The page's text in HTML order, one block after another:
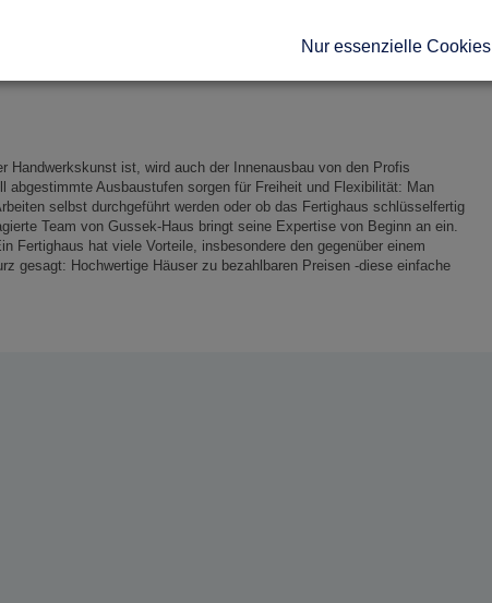
Preis- Leistungsverhältnis, sondern punkten durch gehobene
begleitet und Schritt für Schritt bei der Realisierung ihres neuen
Handwerkskunst ist, wird auch der Innenausbau von den Profis
abgestimmte Ausbaustufen sorgen für Freiheit und Flexibilität: Man
selbst durchgeführt werden oder ob das Fertighaus schlüsselfertig
Team von Gussek-Haus bringt seine Expertise von Beginn an ein.
Fertighaus hat viele Vorteile, insbesondere den gegenüber einem
gesagt: Hochwertige Häuser zu bezahlbaren Preisen -diese einfache
Nur essenzielle Cookies